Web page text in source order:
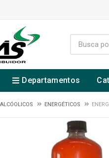
Departamentos
ENERGÉTICOS